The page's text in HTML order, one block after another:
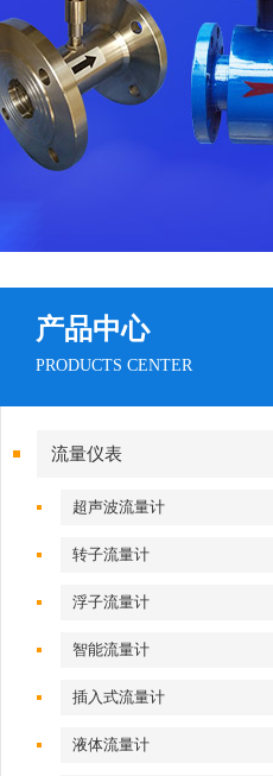
产品中心
PRODUCTS CENTER
流量仪表
超声波流量计
转子流量计
浮子流量计
智能流量计
插入式流量计
液体流量计